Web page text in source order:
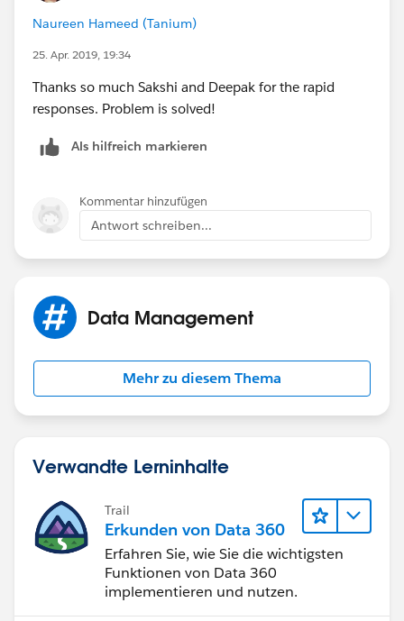
Naureen Hameed (Tanium)
25. Apr. 2019, 19:34
Thanks so much Sakshi and Deepak for the rapid
responses. Problem is solved!
Als hilfreich markieren
Kommentar hinzufügen
Antwort schreiben...
Data Management
Mehr zu diesem Thema
Verwandte Lerninhalte
Trail
Erkunden von Data 360
Erfahren Sie, wie Sie die wichtigsten
Funktionen von Data 360
implementieren und nutzen.